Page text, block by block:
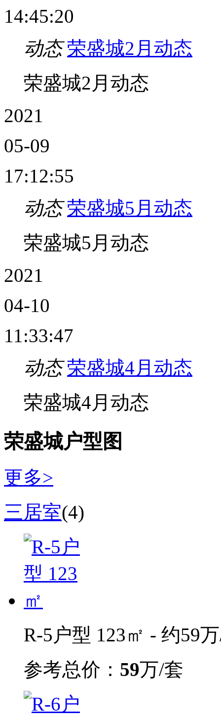
14:45:20
动态 荣盛城2月动态
荣盛城2月动态
2021
05-09
17:12:55
动态 荣盛城5月动态
荣盛城5月动态
2021
04-10
11:33:47
动态 荣盛城4月动态
荣盛城4月动态
荣盛城户型图
更多>
三居室(4)
R-5户型 123㎡ - 约59
参考总价： 59万/套